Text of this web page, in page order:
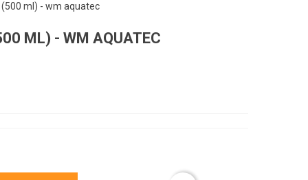
ml) - wm aquatec
ML) - WM AQUATEC